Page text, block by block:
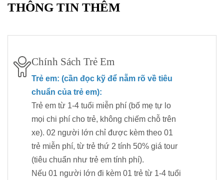
THÔNG TIN THÊM
Chính Sách Trẻ Em
Trẻ em: (cần đọc kỹ để nẵm rõ về tiêu
chuẩn của trẻ em):
Trẻ em từ 1-4 tuổi miễn phí (bố mẹ tự lo
mọi chi phí cho trẻ, không chiếm chỗ trên
xe). 02 người lớn chỉ được kèm theo 01
trẻ miễn phí, từ trẻ thứ 2 tính 50% giá tour
(tiêu chuẩn như trẻ em tính phí).
Nếu 01 người lớn đi kèm 01 trẻ từ 1-4 tuổi